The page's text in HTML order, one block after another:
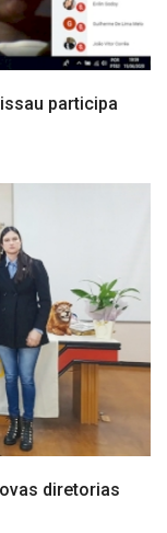
participa
diretorias